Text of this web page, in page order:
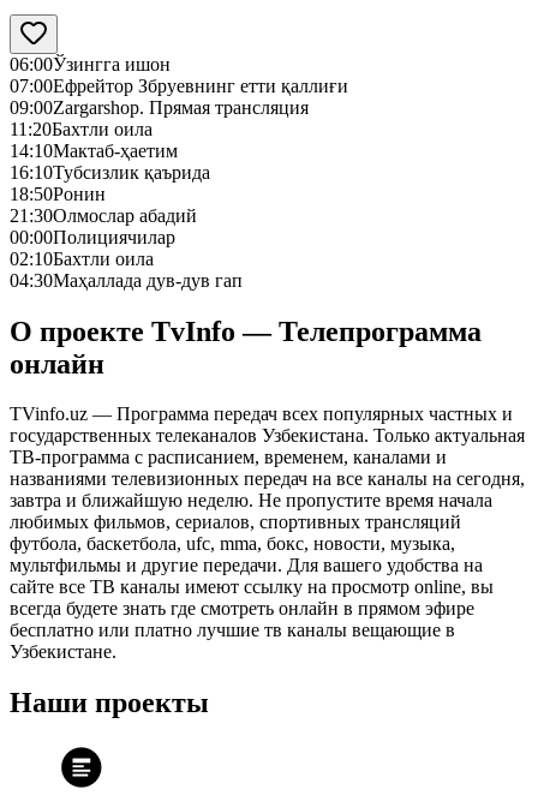
06:00Ўзингга ишон
07:00Ефрейтор Збруевнинг етти қаллиғи
09:00Zargarshop. Прямая трансляция
11:20Бахтли оила
14:10Мактаб-ҳаетим
16:10Тубсизлик қаърида
18:50Ронин
21:30Олмослар абадий
00:00Полициячилар
02:10Бахтли оила
04:30Маҳаллада дув-дув гап
О проекте TvInfo — Телепрограмма
онлайн
TVinfo.uz — Программа передач всех популярных частных и
государственных телеканалов Узбекистана. Только актуальная
ТВ-программа с расписанием, временем, каналами и
названиями телевизионных передач на все каналы на сегодня,
завтра и ближайшую неделю. Не пропустите время начала
любимых фильмов, сериалов, спортивных трансляций
футбола, баскетбола, ufc, mma, бокс, новости, музыка,
мультфильмы и другие передачи. Для вашего удобства на
сайте все ТВ каналы имеют ссылку на просмотр online, вы
всегда будете знать где смотреть онлайн в прямом эфире
бесплатно или платно лучшие тв каналы вещающие в
Узбекистане.
Наши проекты